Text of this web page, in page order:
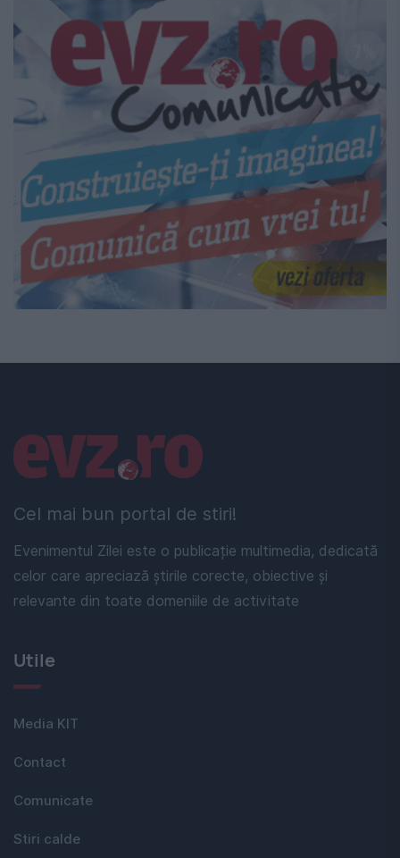
Cel mai bun portal de stiri!
Evenimentul Zilei este o publicație multimedia, dedicată
celor care apreciază știrile corecte, obiective și
relevante din toate domeniile de activitate
Linkuri utile
Utile
Media KIT
Contact
Comunicate
Stiri calde